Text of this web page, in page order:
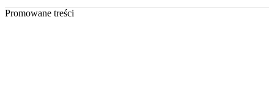
Promowane treści